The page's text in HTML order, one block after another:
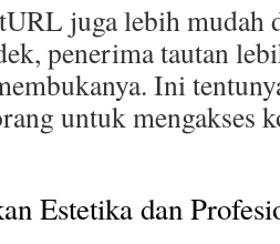
juga lebih mudah
penerima tautan
Ini
untuk mengakses
Estetika dan